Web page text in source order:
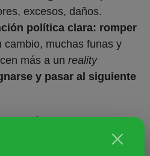
excesos, daños.
política clara: romper
cambio, muchas funas y
más a un reality
y pasar al siguiente
hacernos no
sino “¿qué